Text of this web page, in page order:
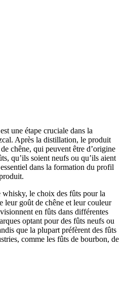
une étape cruciale dans la
Après la distillation, le produit
chêne, qui peuvent être d’origine
qu’ils soient neufs ou qu’ils aient
dans la formation du profil
le choix des fûts pour la
leur goût de chêne et leur couleur
en fûts dans différentes
optant pour des fûts neufs ou
que la plupart préfèrent des fûts
comme les fûts de bourbon, de